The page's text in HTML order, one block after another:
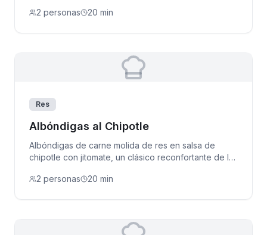
2 personas
20 min
Res
Albóndigas al Chipotle
Albóndigas de carne molida de res en salsa de
chipotle con jitomate, un clásico reconfortante de la
2 personas
20 min